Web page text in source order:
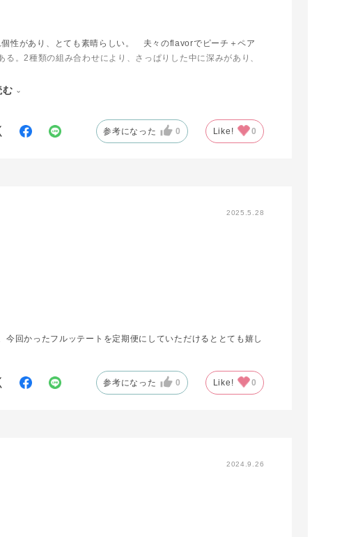
性があり、とても素晴らしい。 夫々のflavorでピーチ＋ペア
。2種類の組み合わせにより、さっぱりした中に深みがあり、
む
参考になった 0 Like! 0
2025.5.28
回かったフルッテートを定期便にしていただけるととても嬉し
参考になった 0 Like! 0
2024.9.26